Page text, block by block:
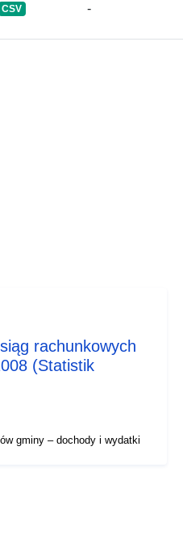
CSV -
rachunkowych
(Statistik
gminy – dochody i wydatki